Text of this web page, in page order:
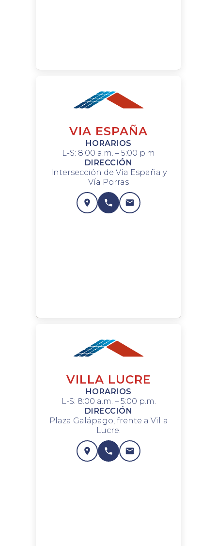
VIA ESPAÑA
HORARIOS
L-S: 8:00 a.m. – 5:00 p.m
DIRECCIÓN
Intersección de Vía España y
Vía Porras
VILLA LUCRE
HORARIOS
L-S: 8:00 a.m. – 5:00 p.m.
DIRECCIÓN
Plaza Galápago, frente a Villa
Lucre.